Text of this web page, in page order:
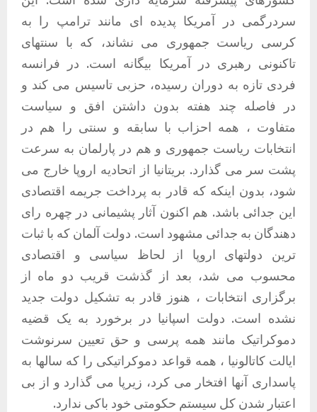
سردرگمی در آمریکا پدیده ای مانند ترامپ را به
کرسی ریاست جمهوری می نشاند، که با سنتهای
تاکنونی رهبری در آمریکا بیگانه است. در فرانسه
فردی تازه به دوران رسیده، حزبی تاسیس می کند و
در فاصله چند هفته بدون داشتن افق و سیاست
متفاوت ، همه احزاب با سابقه و سنتی را هم در
انتخابات ریاست جمهوری و هم در پارلمان به سرعت
پشت سر می گذارد. بریتانیا از اتحادیه اروپا خارج می
شود، بدون اینکه که قادر به پرداخت جریمه اقتصادی
این جدائی باشد. هم اکنون آثار پشیمانی در چهره رای
دهندگان به جدائی مشهود است. دولت آلمان که با ثبات
ترین دولتهای اروپا از لحاظ سیاسی و اقتصادی
محسوب می شد، بعد از گذشت قریب دو ماه از
برگزاری انتخابات ، هنوز قادر به تشکیل دولت جدید
نشده است. دولت اسپانیا در برخورد به یک قضیه
دموکراتیک مانند همه پرسی و حق تعیین سرنوشت
ایالت کاتالونیا ، همه قواعد دموکراتیکی را که سالها به
پاسداری آنها افتخار می کرد، زیرپا می گذارد و از بی
اعتبار شدن کل سیستم حکومتی خود باکی ندارد.